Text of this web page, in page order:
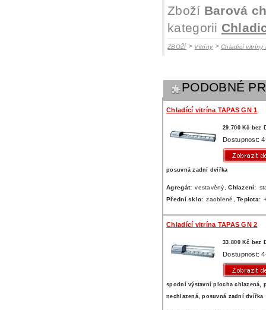
Zboží Barová
kategorii
ZBOŽÍ > Vitríny>Chladicí vitríny
PODOBNÉ
Chladící vitrína TAPAS GN 1
29.700 Kč bez
Dostupnost:
posuvná zadní dvířka
Agregát: vestavěný,Chlazení:
Přední sklo: zaoblené,Teplota:
Chladící vitrína TAPAS GN 2
33.800 Kč bez
Dostupnost:
spodní výstavní plocha chlazená,
nechlazená, posuvná zadní dvířka